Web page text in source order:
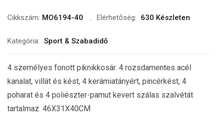
Cikkszám: MO6194-40 Elérhetőség: 630 Készleten
Kategória: Sport & Szabadidő
4 személyes fonott piknikkosár. 4 rozsdamentes acél
kanalat, villát és kést, 4 kerámiatányért, pincérkést, 4
poharat és 4 poliészter-pamut kevert szálas szalvétát
tartalmaz. 46X31X40CM